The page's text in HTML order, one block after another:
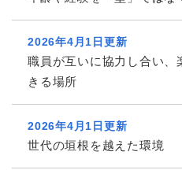
2026年4月1日更新
職員が互いに協力し合い、
きる場所
2026年4月1日更新
世代の垣根を越えた環境